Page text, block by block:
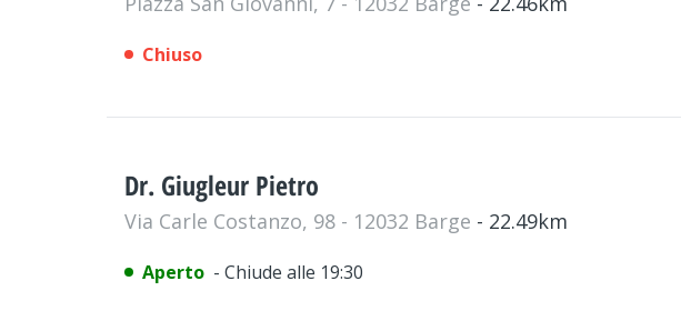
Chiuso
Dr. Giugleur Pietro
Via Carle Costanzo, 98 - 12032 Barge - 22.49km
Aperto - Chiude alle 19:30